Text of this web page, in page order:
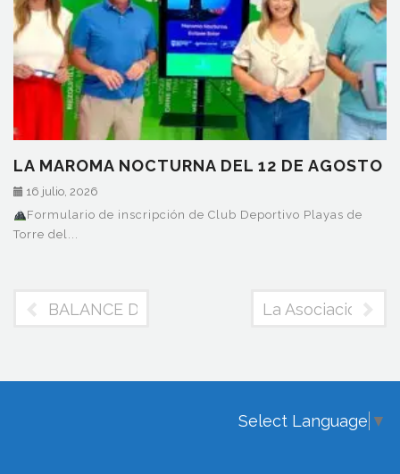
LA MAROMA NOCTURNA DEL 12 DE AGOSTO
16 julio, 2026
Formulario de inscripción de Club Deportivo Playas de
Torre del...
BALANCE DE LA PARTICIPACION DE APTA
La Asociación
Select Language ▼